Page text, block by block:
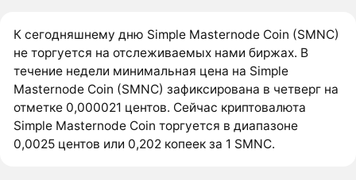
К сегодняшнему дню Simple Masternode Coin (SMNC)
не торгуется на отслеживаемых нами биржах. В
течение недели минимальная цена на Simple
Masternode Coin (SMNC) зафиксирована в четверг на
отметке 0,000021 центов. Сейчас криптовалюта
Simple Masternode Coin торгуется в диапазоне
0,0025 центов или 0,202 копеек за 1 SMNC.